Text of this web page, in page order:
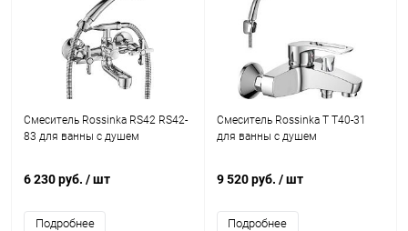
Смеситель Rossinka RS42 RS42-
83 для ванны с душем
6 230 руб. / шт
Подробнее
Смеситель Rossinka T T40-31
для ванны с душем
9 520 руб. / шт
Подробнее